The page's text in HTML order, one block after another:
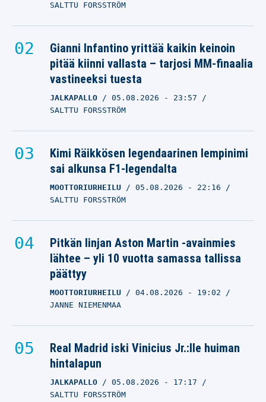
SALTTU FORSSTRÖM
Gianni Infantino yrittää kaikin keinoin
pitää kiinni vallasta – tarjosi MM-finaalia
vastineeksi tuesta
JALKAPALLO 05.08.2026 - 23:57
SALTTU FORSSTRÖM
Kimi Räikkösen legendaarinen lempinimi
sai alkunsa F1-legendalta
MOOTTORIURHEILU 05.08.2026 - 22:16
SALTTU FORSSTRÖM
Pitkän linjan Aston Martin -avainmies
lähtee – yli 10 vuotta samassa tallissa
päättyy
MOOTTORIURHEILU 04.08.2026 - 19:02
JANNE NIEMENMAA
Real Madrid iski Vinicius Jr.:lle huiman
hintalapun
JALKAPALLO 05.08.2026 - 17:17
SALTTU FORSSTRÖM